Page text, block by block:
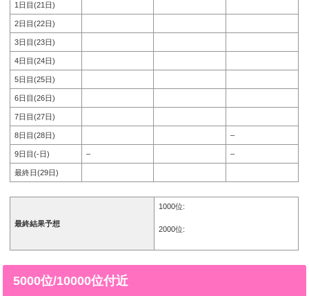
1日目(21日)
2日目(22日)
3日目(23日)
4日目(24日)
5日目(25日)
6日目(26日)
7日目(27日)
8日目(28日) –
9日目(-日) – –
最終日(29日)
最終結果予想
1000位:
2000位:
5000位/10000位付近